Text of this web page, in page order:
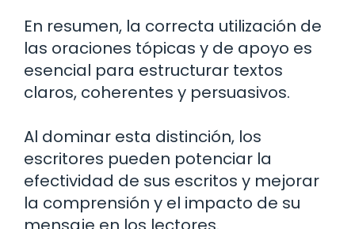
En resumen, la correcta utilización de
las oraciones tópicas y de apoyo es
esencial para estructurar textos
claros, coherentes y persuasivos.
Al dominar esta distinción, los
escritores pueden potenciar la
efectividad de sus escritos y mejorar
la comprensión y el impacto de su